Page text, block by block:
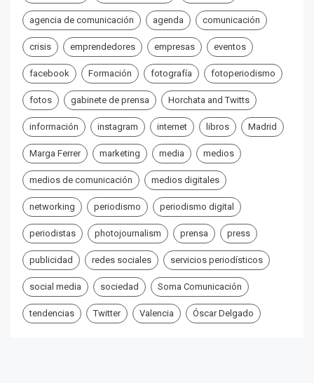
agencia de comunicación agenda comunicación
crisis emprendedores empresas eventos
facebook Formación fotografía fotoperiodismo
fotos gabinete de prensa Horchata and Twitts
información instagram internet libros Madrid
Marga Ferrer marketing media medios
medios de comunicación medios digitales
networking periodismo periodismo digital
periodistas photojournalism prensa press
publicidad redes sociales servicios periodísticos
social media sociedad Soma Comunicación
tendencias Twitter Valencia Óscar Delgado